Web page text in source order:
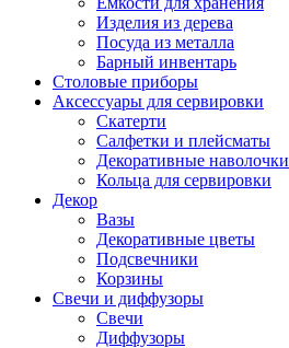
Изделия из дерева
Посуда из металла
Барный инвентарь
Столовые приборы
Аксессуары для сервировки
Скатерти
Cалфетки и плейсматы
Декоративные наволочки
Кольца для сервировки
Декор
Вазы
Декоративные цветы
Подсвечники
Корзины
Свечи и диффузоры
Свечи
Диффузоры